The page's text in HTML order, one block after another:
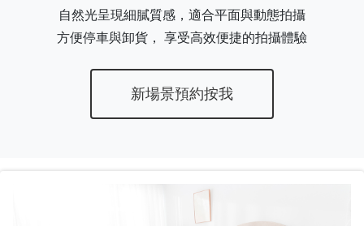
自然光呈現細膩質感，適合平面與動態拍攝
方便停車與卸貨， 享受高效便捷的拍攝體驗
新場景預約按我